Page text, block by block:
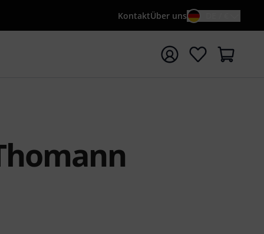
KontaktÜber uns
mit Suchwort {searchTerm} starten